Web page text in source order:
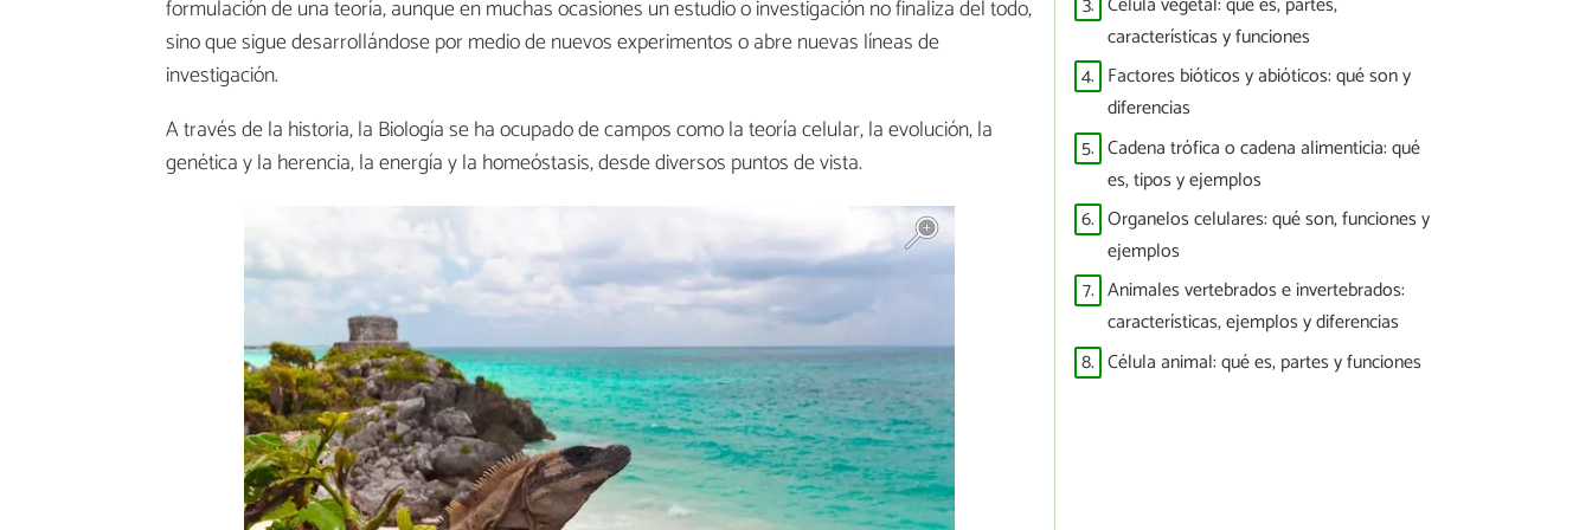
formulación de una teoría, aunque en muchas ocasiones un estudio o investigación no finaliza del todo,
sino que sigue desarrollándose por medio de nuevos experimentos o abre nuevas líneas de
investigación.
A través de la historia, la Biología se ha ocupado de campos como la teoría celular, la evolución, la
genética y la herencia, la energía y la homeóstasis, desde diversos puntos de vista.
características y funciones
4. Factores bióticos y abióticos: qué son y
diferencias
5. Cadena trófica o cadena alimenticia: qué
es, tipos y ejemplos
6. Organelos celulares: qué son, funciones y
ejemplos
7. Animales vertebrados e invertebrados:
características, ejemplos y diferencias
8. Célula animal: qué es, partes y funciones